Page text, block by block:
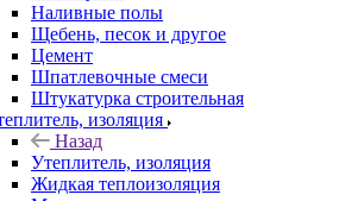
Наливные полы
Щебень, песок и другое
Цемент
Шпатлевочные смеси
Штукатурка строительная
изоляция
Назад
Утеплитель, изоляция
Жидкая теплоизоляция